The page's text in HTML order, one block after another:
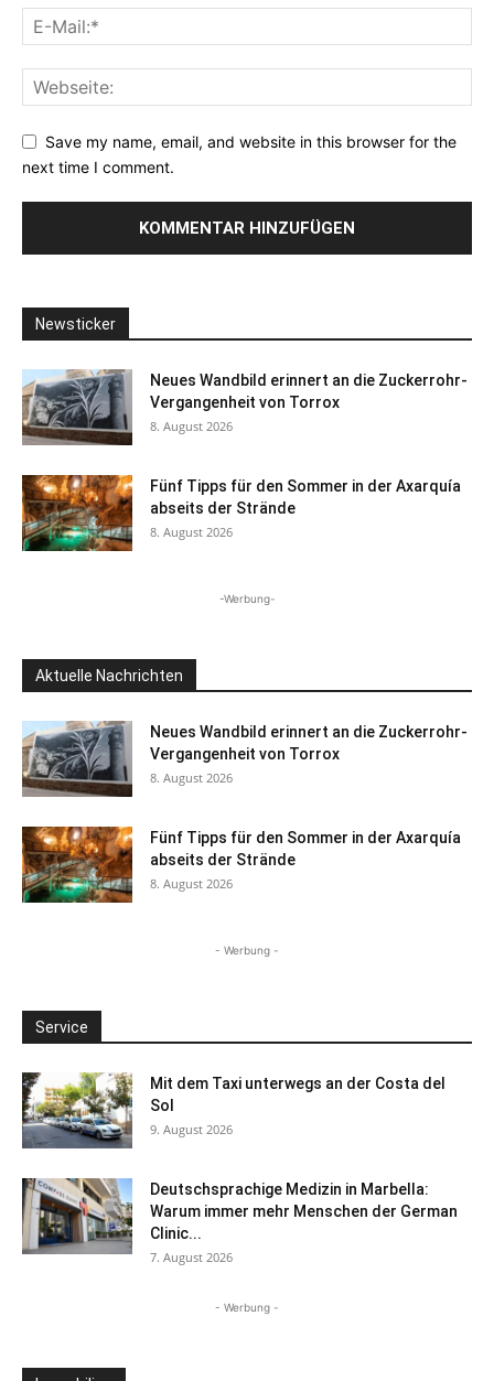
Save my name, email, and website in this browser for the
next time I comment.
Newsticker
Neues Wandbild erinnert an die Zuckerrohr-
Vergangenheit von Torrox
8. August 2026
Fünf Tipps für den Sommer in der Axarquía
abseits der Strände
8. August 2026
-Werbung-
Aktuelle Nachrichten
Neues Wandbild erinnert an die Zuckerrohr-
Vergangenheit von Torrox
8. August 2026
Fünf Tipps für den Sommer in der Axarquía
abseits der Strände
8. August 2026
- Werbung -
Service
Mit dem Taxi unterwegs an der Costa del
Sol
9. August 2026
Deutschsprachige Medizin in Marbella:
Warum immer mehr Menschen der German
Clinic...
7. August 2026
- Werbung -